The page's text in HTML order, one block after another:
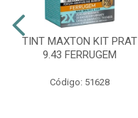
TINT MAXTON KIT PRAT
9.43 FERRUGEM
Código: 51628